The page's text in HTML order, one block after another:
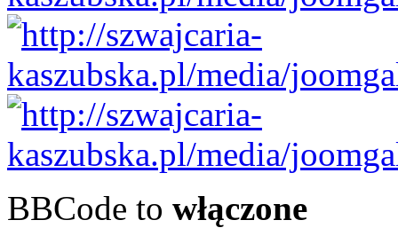
BBCode to włączone